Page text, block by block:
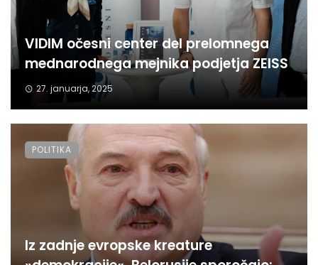
VIDIM očesni center del prelomnega
mednarodnega mejnika podjetja ZEISS
27. januarja, 2025
Iz zadnje evropske kreature
POLITIKA